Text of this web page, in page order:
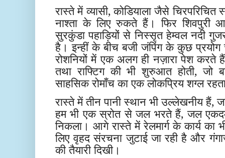
रास्ते में व्यासी, कोडियाला जैसे
नाश्ता के लिए रुकते हैं। फिर शिवपुरी
सुरकुंडा पहाड़ियों से निस्सृत हेम्वल नदी
है। इन्हीं के बीच बजी जंपिंग के कुछ
रोशनियों में एक अलग ही नज़ारा पेश करते
तथा राफ्टिग की भी शुरुआत होती, जो
साहसिक रोमाँच का एक लोकप्रिय शग्ल
रास्ते में तीन पानी स्थान भी उल्लेखनीय
हम भी एक स्रोत से जल भरते हैं, जल एकदम
निकला। आगे रास्ते में रेलमार्ग के कार्य का
लिए वृहद संरचना जुटाई जा रही है और
की तैयारी दिखी।